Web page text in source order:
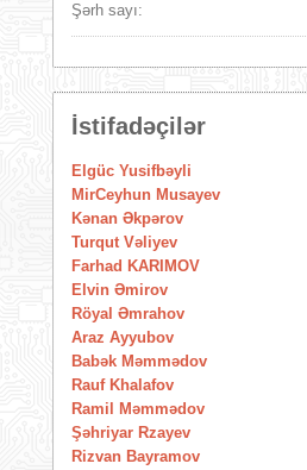
Şərh sayı:
İstifadəçilər
Elgüc Yusifbəyli
MirCeyhun Musayev
Kənan Əkpərov
Turqut Vəliyev
Farhad KARIMOV
Elvin Əmirov
Röyal Əmrahov
Araz Ayyubov
Babək Məmmədov
Rauf Khalafov
Ramil Məmmədov
Şəhriyar Rzayev
Rizvan Bayramov